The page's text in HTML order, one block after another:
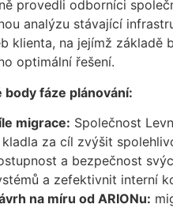
provedli odborníci
analýzu stávající
klienta, na jejímž základě
optimální řešení.
body fáze plánování:
migrace: Společnost
kladla za cíl zvýšit
a bezpečnost
a zefektivnit interní
na míru od ARIONu: